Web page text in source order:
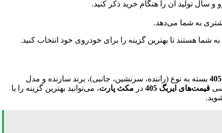
به شما می‌دهد.
شما هستند تا بهترین گزینه را برای خودروی خود انتخاب کنید.
بسته به نوع (راننده، سرنشین، جانبی)، برند سازنده و مدل
قیمت‌های ایربگ 405 در مکث پارت، می‌توانید بهترین گزینه را با